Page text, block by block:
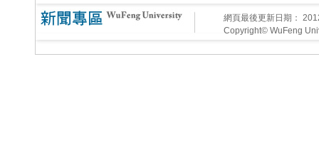
網頁最後更新日期：
Copyright© WuFeng